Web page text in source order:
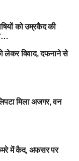
को उम्रकैद की
लेकर विवाद, दफनाने से
मिला अजगर, वन
कैमरे में कैद, अफसर पर